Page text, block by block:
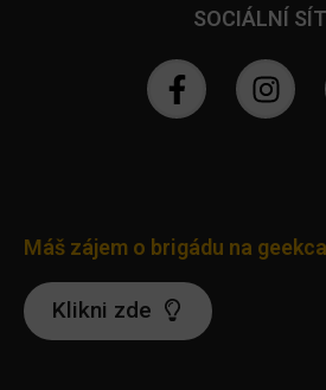
SOCIÁLNÍ
Máš zájem o brigádu na
Klikni zde